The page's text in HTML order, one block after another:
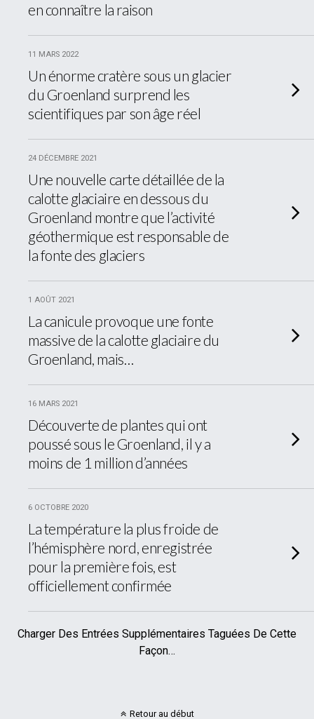
en connaître la raison
11 MARS 2022
Un énorme cratère sous un glacier
du Groenland surprend les
scientifiques par son âge réel
24 DÉCEMBRE 2021
Une nouvelle carte détaillée de la
calotte glaciaire en dessous du
Groenland montre que l’activité
géothermique est responsable de
la fonte des glaciers
1 AOÛT 2021
La canicule provoque une fonte
massive de la calotte glaciaire du
Groenland, mais…
16 MARS 2021
Découverte de plantes qui ont
poussé sous le Groenland, il y a
moins de 1 million d’années
6 OCTOBRE 2020
La température la plus froide de
l’hémisphère nord, enregistrée
pour la première fois, est
officiellement confirmée
Charger Des Entrées Supplémentaires Taguées De Cette
Façon…
Retour au début